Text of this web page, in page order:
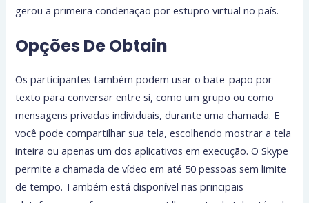
gerou a primeira condenação por estupro virtual no país.
Opções De Obtain
Os participantes também podem usar o bate-papo por
texto para conversar entre si, como um grupo ou como
mensagens privadas individuais, durante uma chamada. E
você pode compartilhar sua tela, escolhendo mostrar a tela
inteira ou apenas um dos aplicativos em execução. O Skype
permite a chamada de vídeo em até 50 pessoas sem limite
de tempo. Também está disponível nas principais